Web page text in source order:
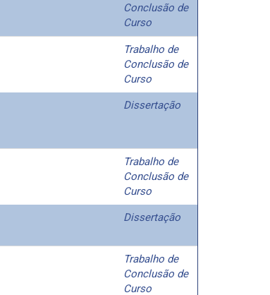
Conclusão de
Curso
Trabalho de
Conclusão de
Curso
Dissertação
Trabalho de
Conclusão de
Curso
Dissertação
Trabalho de
Conclusão de
Curso